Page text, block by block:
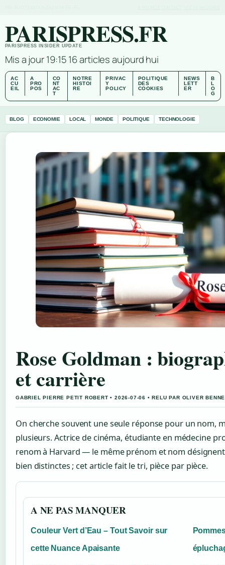
PARISPRESS.FR
PARISPRESS INSIDER UPDATE
Mis a jour 19:1516 articles aujourd hui
AC
CU
EIL
A
PRO
POS
CO
NT
AC
T
NOTRE
HISTOI
RE
PRIVAC
Y
POLICY
POLITIQUE
DES
COOKIES
NEWS
LETT
ER
B
L
O
G
BLOG ECONOMIE LOCAL MONDE POLITIQUE TECHNOLOGIE
Rose Goldman :
et carrière
GABRIEL PIERRE PETIT ROBERT • 2026-07-06 • RELU PAR OLIVER
On cherche souvent une seule réponse pour un nom,
plusieurs. Actrice de cinéma, étudiante en médecine
renom à Harvard — le même prénom et nom
bien distinctes ; cet article fait le tri, pièce par pièce.
A NE PAS MANQUER
Couleur Vert d’Eau – Tout Savoir sur
cette Nuance Apaisante